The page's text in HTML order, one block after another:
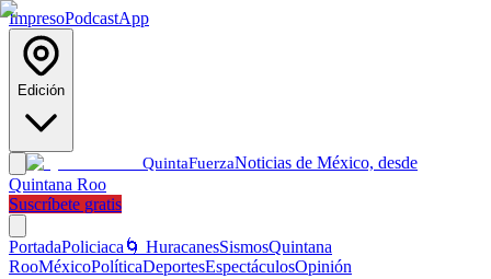
ImpresoPodcastApp
Edición
QuintaFuerzaNoticias de México, desde
Quintana Roo
Suscríbete gratis
PortadaPoliciaca 🌀 HuracanesSismosQuintana
RooMéxicoPolíticaDeportesEspectáculosOpinión